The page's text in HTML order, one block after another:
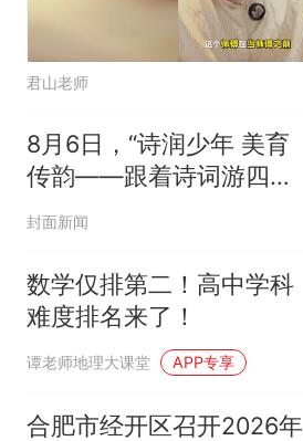
君山老师
8月6日，“诗润少年 美育
传韵——跟着诗词游四川”
研学活动正式开营
封面新闻
数学仅排第二！高中学科
难度排名来了！
谭老师地理大课堂 APP专享
合肥市经开区召开2026年